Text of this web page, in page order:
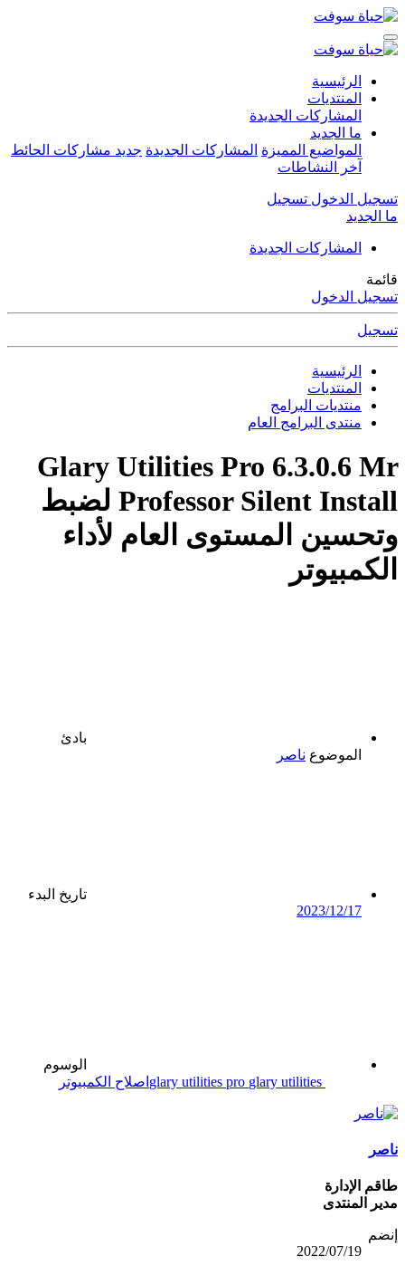
الرئيسية
المنتديات
المشاركات الجديدة
ما الجديد
المواضيع المميزة المشاركات الجديدة جديد مشاركات الحائط
آخر النشاطات
تسجيل الدخول تسجيل
ما الجديد
المشاركات الجديدة
قائمة
تسجيل الدخول
تسجيل
الرئيسية
المنتديات
منتديات البرامج
منتدى البرامج العام
Glary Utilities Pro 6.3.0.6 Mr
Professor Silent Install لضبط
وتحسين المستوى العام لأداء
الكمبيوتر
بادئ
الموضوع ناصر
تاريخ البدء
2023/12/17
الوسوم
glary utilities
glary utilities pro اصلاح الكمبيوتر
ناصر
طاقم الإدارة
مدير المنتدى
إنضم
2022/07/19